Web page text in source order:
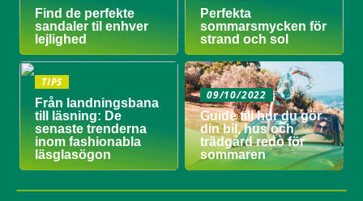
Find de perfekte
sandaler til enhver
lejlighed
Perfekta
sommarsmycken för
strand och sol
TIPS
Från landningsbana
till läsning: De
senaste trenderna
inom fashionabla
läsglasögon
09/10/2022
Guide till hur du gör
din bil, hus och
trädgård redo för
sommaren